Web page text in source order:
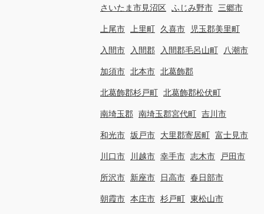
さいたま市見沼区 ふじみ野市 三郷市
上尾市 上里町 久喜市 児玉郡美里町
入間市 入間郡 入間郡毛呂山町 八潮市
加須市 北本市 北葛飾郡
北葛飾郡杉戸町 北葛飾郡松伏町
南埼玉郡 南埼玉郡宮代町 吉川市
和光市 坂戸市 大里郡寄居町 富士見市
川口市 川越市 幸手市 志木市 戸田市
所沢市 新座市 日高市 春日部市
朝霞市 本庄市 杉戸町 東松山市